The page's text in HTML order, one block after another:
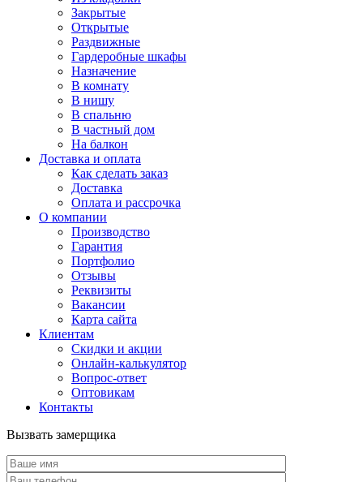
Закрытые
Открытые
Раздвижные
Гардеробные шкафы
Назначение
В комнату
В нишу
В спальню
В частный дом
На балкон
Доставка и оплата
Как сделать заказ
Доставка
Оплата и рассрочка
О компании
Производство
Гарантия
Портфолио
Отзывы
Реквизиты
Вакансии
Карта сайта
Клиентам
Скидки и акции
Онлайн-калькулятор
Вопрос-ответ
Оптовикам
Контакты
Вызвать замерщика